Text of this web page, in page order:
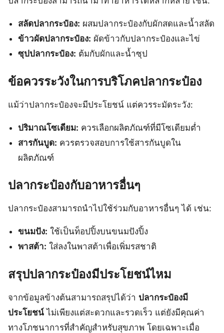
สลัดปลากระป๋อง: ผสมปลากระป๋องกับผักสดและน้ำสลัด
ข้าวผัดปลากระป๋อง: ผัดข้าวกับปลากระป๋องและไข่
ซุปปลากระป๋อง: ต้มกับผักและน้ำซุป
ข้อควรระวังในการบริโภคปลากระป๋อง
แม้ว่าปลากระป๋องจะมีประโยชน์ แต่ควรระมัดระวัง:
ปริมาณโซเดียม: ควรเลือกผลิตภัณฑ์ที่มีโซเดียมต่ำ
สารกันบูด: ควรตรวจสอบการใช้สารกันบูดใน
ผลิตภัณฑ์
ปลากระป๋องกับอาหารอื่นๆ
ปลากระป๋องสามารถนำไปใช้ร่วมกับอาหารอื่นๆ ได้ เช่น:
ขนมปัง: ใช้เป็นท็อปปิ้งบนขนมปังปิ้ง
พาสต้า: ใส่ลงในพาสต้าเพื่อเพิ่มรสชาติ
สรุปปลากระป๋องมีประโยชน์ไหม
จากข้อมูลข้างต้นสามารถสรุปได้ว่า ปลากระป๋องมี
ประโยชน์ ไม่เพียงแต่สะดวกและรวดเร็ว แต่ยังมีคุณค่า
ทางโภชนาการที่สำคัญสำหรับสุขภาพ โดยเฉพาะเมื่อ